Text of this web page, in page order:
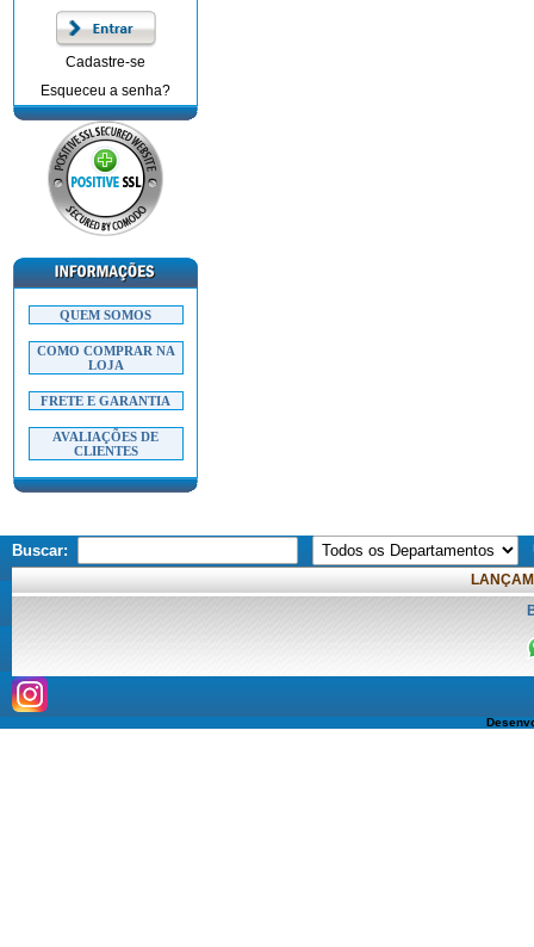
Cadastre-se
Esqueceu a senha?
QUEM SOMOS
COMO COMPRAR NA
LOJA
FRETE E GARANTIA
AVALIAÇÕES DE
CLIENTES
Buscar: